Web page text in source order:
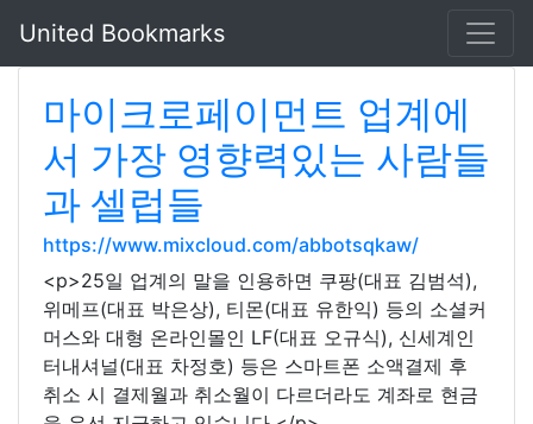
United Bookmarks
마이크로페이먼트 업계에
서 가장 영향력있는 사람들
과 셀럽들
https://www.mixcloud.com/abbotsqkaw/
<p>25일 업계의 말을 인용하면 쿠팡(대표 김범석),
위메프(대표 박은상), 티몬(대표 유한익) 등의 소셜커
머스와 대형 온라인몰인 LF(대표 오규식), 신세계인
터내셔널(대표 차정호) 등은 스마트폰 소액결제 후
취소 시 결제월과 취소월이 다르더라도 계좌로 현금